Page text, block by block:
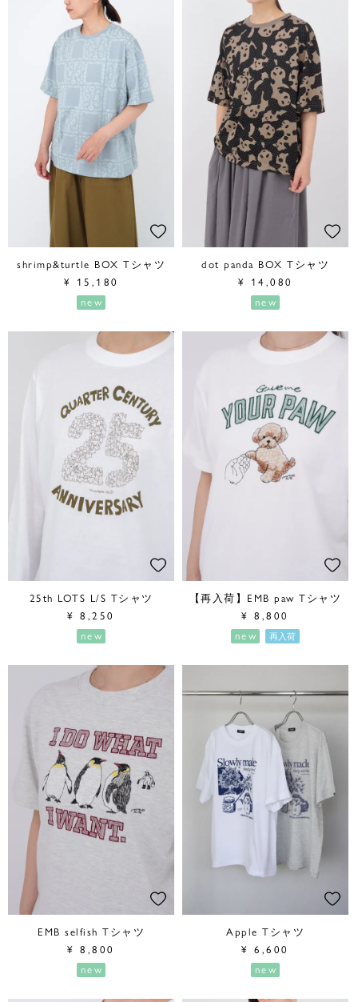
shrimp&turtle BOX Tシャツ
¥ 15,180
new
dot panda BOX Tシャツ
¥ 14,080
new
25th LOTS L/S Tシャツ
¥ 8,250
new
【再入荷】EMB paw Tシャツ
¥ 8,800
new
再入荷
EMB selfish Tシャツ
¥ 8,800
new
Apple Tシャツ
¥ 6,600
new